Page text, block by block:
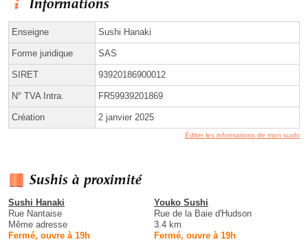
Informations
Enseigne Sushi Hanaki
Forme juridique SAS
SIRET 93920186900012
N° TVA Intra. FR59939201869
Création 2 janvier 2025
Éditer les informations de mon sushi
Sushis à proximité
Sushi Hanaki
Rue Nantaise
Même adresse
Fermé, ouvre à 19h
Youko Sushi
Rue de la Baie d'Hudson
3.4 km
Fermé, ouvre à 19h